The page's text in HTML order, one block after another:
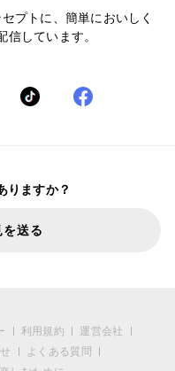
プトに、簡単においしく
しています。
りますか？
送る
利用規約
運営会社
よくある質問